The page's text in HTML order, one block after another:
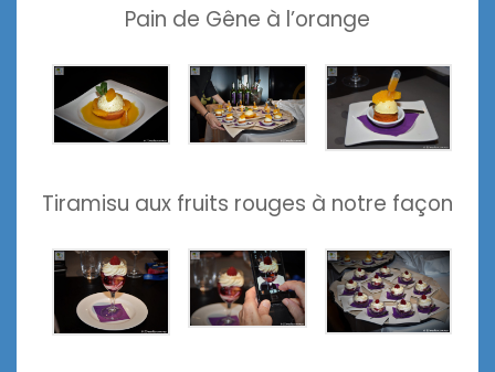
Pain de Gêne à l’orange
Tiramisu aux fruits rouges à notre façon